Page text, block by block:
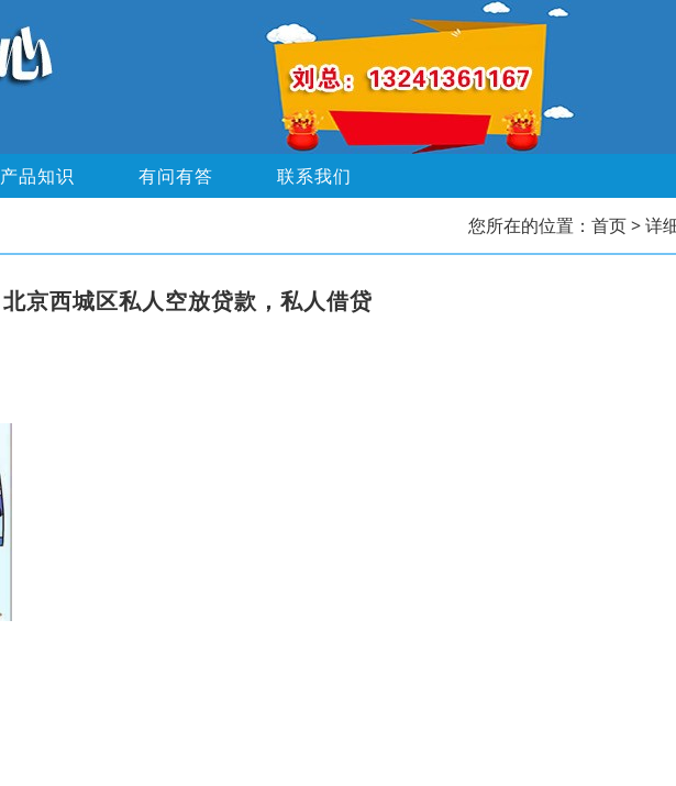
产品知识 有问有答 联系我们
您所在的位置： 首页> 详
北京西城区私人空放贷款，私人借贷